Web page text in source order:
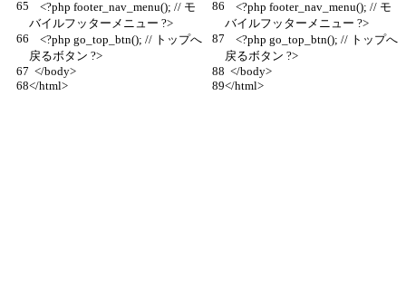
バイルフッターメニュー ?>
バイルフッターメニュー ?>
戻るボタン ?>
戻るボタン ?>
  </body>
  </body>
</html>
</html>